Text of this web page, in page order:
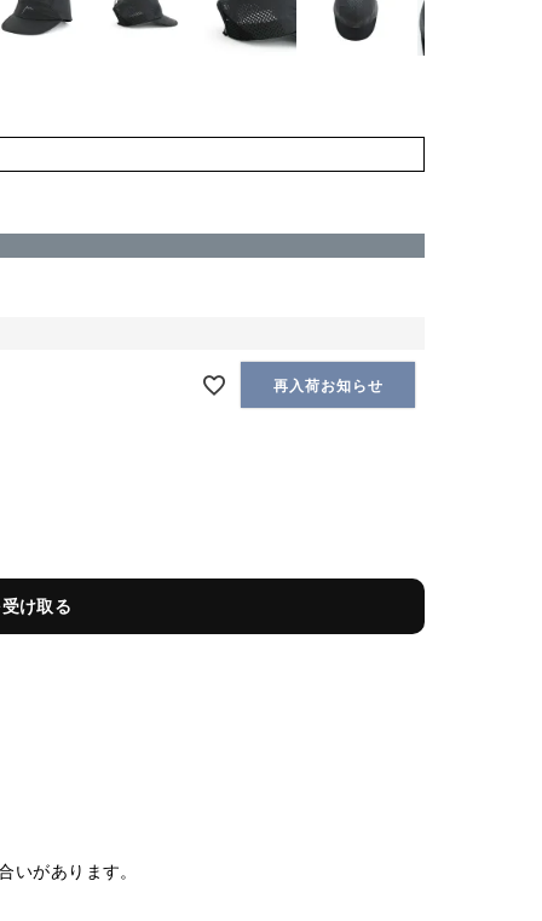
再入荷お知らせ
け取る
いがあります。